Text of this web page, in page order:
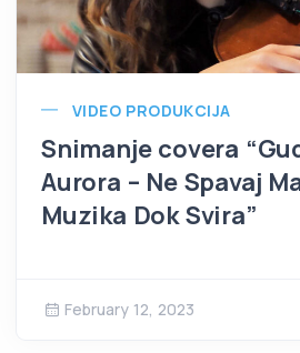
VIDEO PRODUKCIJA
Snimanje covera
Aurora – Ne Spavaj
Muzika Dok Svira”
February 12, 2023